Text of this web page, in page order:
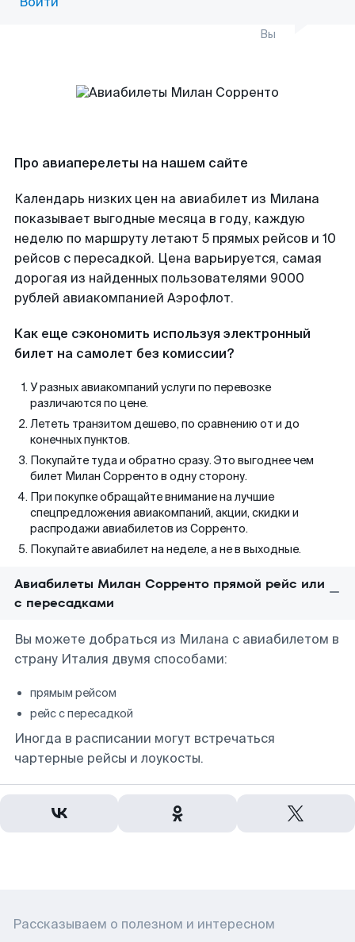
Вы
Про авиаперелеты на нашем сайте
Календарь низких цен на авиабилет из Милана
показывает выгодные месяца в году, каждую
неделю по маршруту летают 5 прямых рейсов и 10
рейсов с пересадкой. Цена варьируется, самая
дорогая из найденных пользователями 9000
рублей авиакомпанией Аэрофлот.
Как еще сэкономить используя электронный
билет на самолет без комиссии?
У разных авиакомпаний услуги по перевозке
различаются по цене.
Лететь транзитом дешево, по сравнению от и до
конечных пунктов.
Покупайте туда и обратно сразу. Это выгоднее чем
билет Милан Сорренто в одну сторону.
При покупке обращайте внимание на лучшие
спецпредложения авиакомпаний, акции, скидки и
распродажи авиабилетов из Сорренто.
Покупайте авиабилет на неделе, а не в выходные.
Авиабилеты Милан Сорренто прямой рейс или
с пересадками
Вы можете добраться из Милана с авиабилетом в
страну Италия двумя способами:
прямым рейсом
рейс с пересадкой
Иногда в расписании могут встречаться
чартерные рейсы и лоукосты.
Рассказываем о полезном и интересном